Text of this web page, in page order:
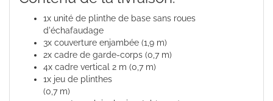
1x unité de plinthe de base sans roues
d'échafaudage
3x couverture enjambée (1,9 m)
2x cadre de garde-corps (0,7 m)
4x cadre vertical 2 m (0,7 m)
1x jeu de plinthes
(0,7 m)